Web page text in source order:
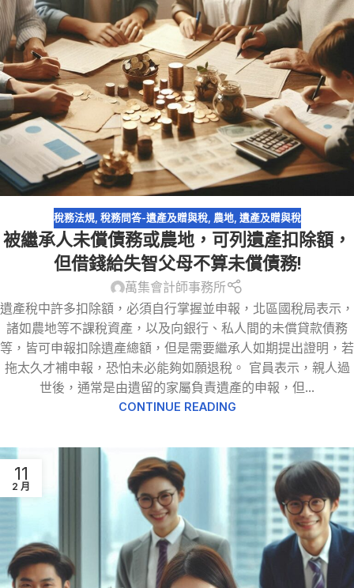
稅務法規, 稅務問答-遺產及贈與稅, 農地, 遺產及贈與稅
被繼承人未償債務或農地，可列遺產扣除額，
但借錢給失智父母不算未償債務!
萬集會計師事務所
遺產稅中許多扣除額，必須自行掌握並申報，北區國稅局表示，
諸如農地等不課稅資產，以及向銀行、私人間的未償貸款債務
等，皆可申報扣除遺產總額，但是需要繼承人如期提出證明，若
拖太久才補申報，恐怕未必能夠如願退稅。 官員表示，親人過
世後，通常是由遺留的家屬負責遺產的申報，但...
CONTINUE READING
11
2 月